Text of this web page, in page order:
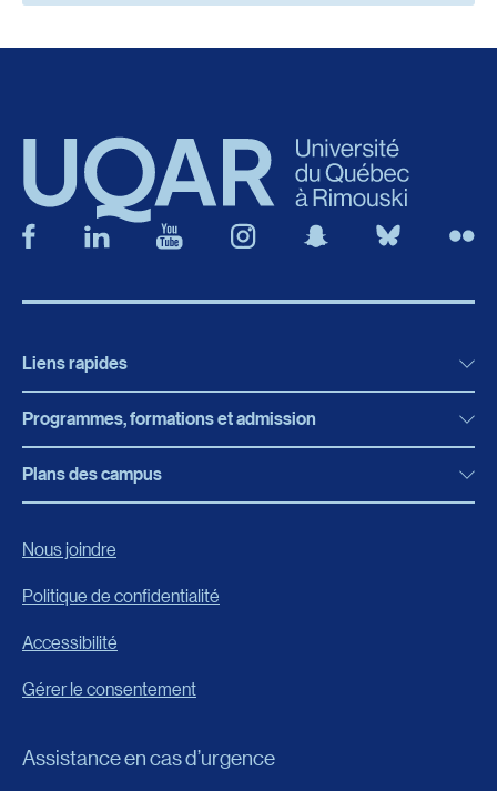
Liens rapides
Actualités
Bibliothèque
Boutique en ligne
Carrières
Événements
Fondation de l’UQAR
FAQ
Programmes, formations et admission
Programmes, formations et admission
Frais de scolarité
Plans des campus
Nous joindre
Politique de confidentialité
Accessibilité
Gérer le consentement
Assistance en cas d’urgence